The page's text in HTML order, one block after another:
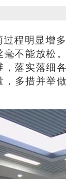
程明显增
不能放松
落实落细
多措并举